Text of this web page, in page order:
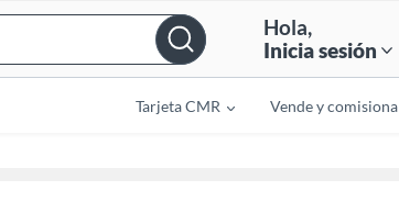
Hola,
Inicia sesión
Tarjeta CMR Vende y comisiona